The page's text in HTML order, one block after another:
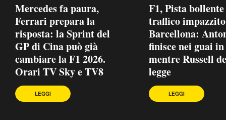
Mercedes fa paura,
Ferrari prepara la
risposta: la Sprint del
GP di Cina può già
cambiare la F1 2026.
Orari TV Sky e TV8
LEGGI
F1, Pista bollente
traffico
Barcellona:
finisce nei guai
mentre Russell
legge
LEGGI